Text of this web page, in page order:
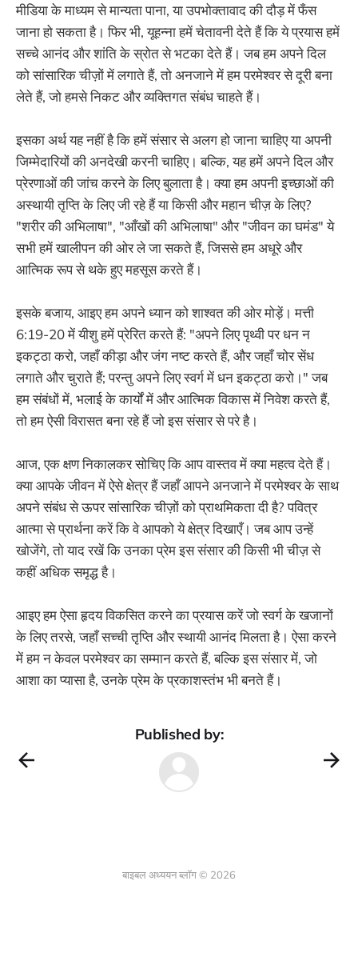
मीडिया के माध्यम से मान्यता पाना, या उपभोक्तावाद की दौड़ में फँस
जाना हो सकता है। फिर भी, यूहन्ना हमें चेतावनी देते हैं कि ये प्रयास हमें
सच्चे आनंद और शांति के स्रोत से भटका देते हैं। जब हम अपने दिल
को सांसारिक चीज़ों में लगाते हैं, तो अनजाने में हम परमेश्वर से दूरी बना
लेते हैं, जो हमसे निकट और व्यक्तिगत संबंध चाहते हैं।
इसका अर्थ यह नहीं है कि हमें संसार से अलग हो जाना चाहिए या अपनी
जिम्मेदारियों की अनदेखी करनी चाहिए। बल्कि, यह हमें अपने दिल और
प्रेरणाओं की जांच करने के लिए बुलाता है। क्या हम अपनी इच्छाओं की
अस्थायी तृप्ति के लिए जी रहे हैं या किसी और महान चीज़ के लिए?
"शरीर की अभिलाषा", "आँखों की अभिलाषा" और "जीवन का घमंड" ये
सभी हमें खालीपन की ओर ले जा सकते हैं, जिससे हम अधूरे और
आत्मिक रूप से थके हुए महसूस करते हैं।
इसके बजाय, आइए हम अपने ध्यान को शाश्वत की ओर मोड़ें। मत्ती
6:19-20 में यीशु हमें प्रेरित करते हैं: "अपने लिए पृथ्वी पर धन न
इकट्ठा करो, जहाँ कीड़ा और जंग नष्ट करते हैं, और जहाँ चोर सेंध
लगाते और चुराते हैं; परन्तु अपने लिए स्वर्ग में धन इकट्ठा करो।" जब
हम संबंधों में, भलाई के कार्यों में और आत्मिक विकास में निवेश करते हैं,
तो हम ऐसी विरासत बना रहे हैं जो इस संसार से परे है।
आज, एक क्षण निकालकर सोचिए कि आप वास्तव में क्या महत्व देते हैं।
क्या आपके जीवन में ऐसे क्षेत्र हैं जहाँ आपने अनजाने में परमेश्वर के साथ
अपने संबंध से ऊपर सांसारिक चीज़ों को प्राथमिकता दी है? पवित्र
आत्मा से प्रार्थना करें कि वे आपको ये क्षेत्र दिखाएँ। जब आप उन्हें
खोजेंगे, तो याद रखें कि उनका प्रेम इस संसार की किसी भी चीज़ से
कहीं अधिक समृद्ध है।
आइए हम ऐसा हृदय विकसित करने का प्रयास करें जो स्वर्ग के खजानों
के लिए तरसे, जहाँ सच्ची तृप्ति और स्थायी आनंद मिलता है। ऐसा करने
में हम न केवल परमेश्वर का सम्मान करते हैं, बल्कि इस संसार में, जो
आशा का प्यासा है, उनके प्रेम के प्रकाशस्तंभ भी बनते हैं।
Published by:
बाइबल अध्ययन ब्लॉग © 2026